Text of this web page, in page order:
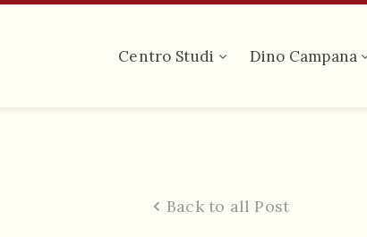
Centro Studi Dino Campana
Back to all Post